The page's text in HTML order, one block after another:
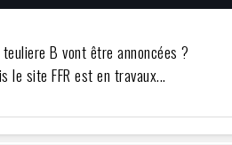
B vont être annoncées ?
le site FFR est en travaux...